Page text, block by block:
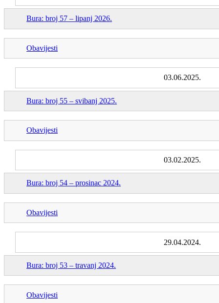
Bura: broj 57 – lipanj 2026.
Obavijesti
03.06.2025.
Bura: broj 55 – svibanj 2025.
Obavijesti
03.02.2025.
Bura: broj 54 – prosinac 2024.
Obavijesti
29.04.2024.
Bura: broj 53 – travanj 2024.
Obavijesti